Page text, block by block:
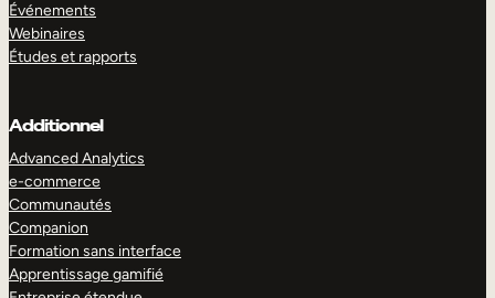
Événements
Webinaires
Études et rapports
Additionnel
Advanced Analytics
e-commerce
Communautés
Companion
Formation sans interface
Apprentissage gamifié